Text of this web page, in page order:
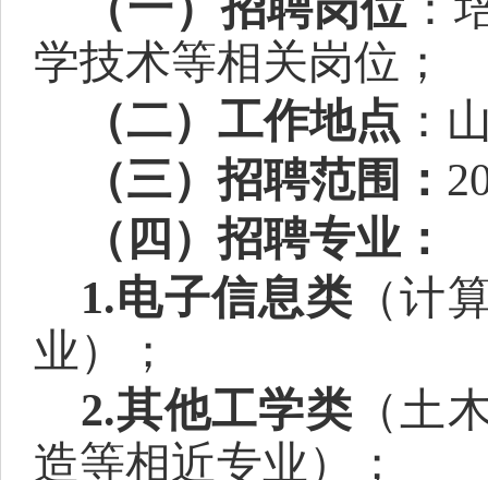
学技术等相关岗位 ；
（二） 工作地点 ：
（三）招聘范围：
（四）招聘专业：
1.电子信息类 （计
业）；
2.其他工学类 （土
造等相近专业）；